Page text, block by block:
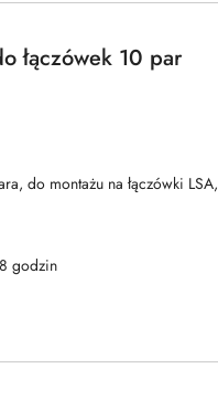
łączówek 10 par
do montażu na łączówki LSA,
godzin